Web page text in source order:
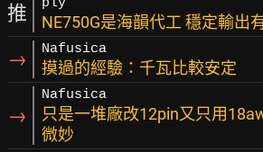
推 ply
NE750G是海韻代工 穩定輸出
→ Nafusica
摸過的經驗：千瓦比較安定
→
Nafusica
只是一堆廠改12pin又只用
微妙